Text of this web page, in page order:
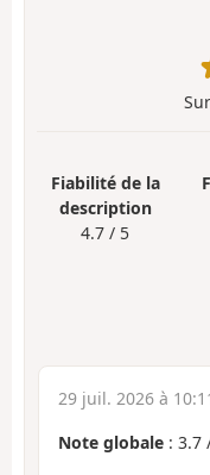
Fiabilité de la
description
4.7 / 5
29 juil. 2026 à
Note globale : 3.7